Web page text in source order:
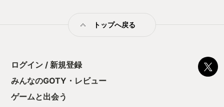
トップへ戻る
ログイン / 新規登録
みんなのGOTY・レビュー
ゲームと出会う